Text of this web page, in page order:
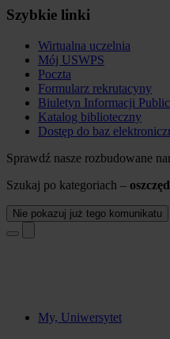
Szybkie linki
Wirtualna uczelnia
Mój USWPS
Poczta
Formularz rekrutacyny
Biuletyn Informacji
Katalog biblioteczny
Dostęp do baz
Sprawdź nasze rozbudowane
Szukaj po kategoriach –
Nie pokazuj już tego komunikatu
My, Uniwersytet